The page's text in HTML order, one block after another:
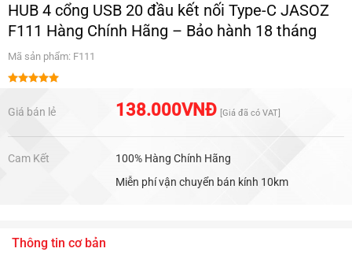
HUB 4 cổng USB 20 đầu kết nối Type-C JASOZ
F111 Hàng Chính Hãng – Bảo hành 18 tháng
Mã sản phẩm: F111
5 sao
Giá bán lẻ 138.000VNĐ [Giá đã có VAT]
Cam Kết
100% Hàng Chính Hãng
Miễn phí vận chuyển bán kính 10km
Thông tin cơ bản